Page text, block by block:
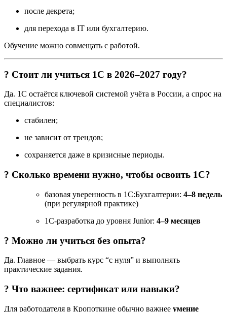
после декрета;
для перехода в IT или бухгалтерию.
Обучение можно совмещать с работой.
? Стоит ли учиться 1С в 2026–2027 году?
Да. 1С остаётся ключевой системой учёта в России, а спрос на
специалистов:
стабилен;
не зависит от трендов;
сохраняется даже в кризисные периоды.
? Сколько времени нужно, чтобы освоить 1С?
базовая уверенность в 1С:Бухгалтерии: 4–8 недель
(при регулярной практике)
1С-разработка до уровня Junior: 4–9 месяцев
? Можно ли учиться без опыта?
Да. Главное — выбрать курс “с нуля” и выполнять
практические задания.
? Что важнее: сертификат или навыки?
Для работодателя в Кропоткине обычно важнее умение